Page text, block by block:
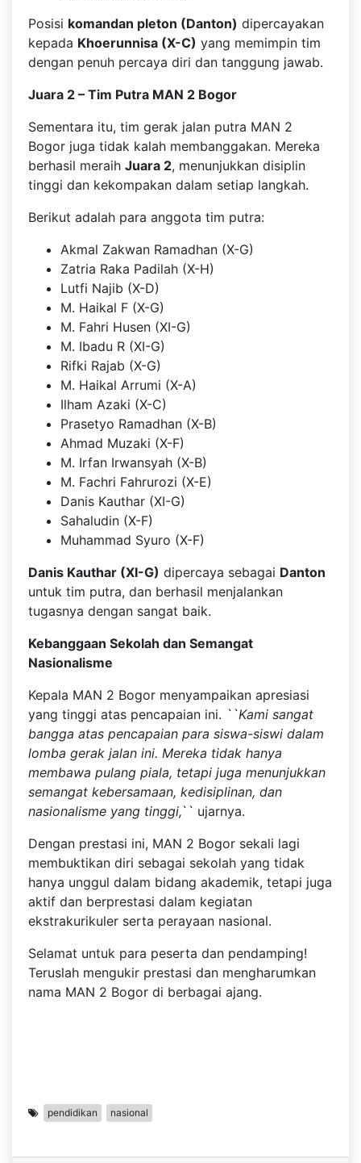
Posisi komandan pleton (Danton) dipercayakan
kepada Khoerunnisa (X-C) yang memimpin tim
dengan penuh percaya diri dan tanggung jawab.
Juara 2 – Tim Putra MAN 2 Bogor
Sementara itu, tim gerak jalan putra MAN 2
Bogor juga tidak kalah membanggakan. Mereka
berhasil meraih Juara 2, menunjukkan disiplin
tinggi dan kekompakan dalam setiap langkah.
Berikut adalah para anggota tim putra:
Akmal Zakwan Ramadhan (X-G)
Zatria Raka Padilah (X-H)
Lutfi Najib (X-D)
M. Haikal F (X-G)
M. Fahri Husen (XI-G)
M. Ibadu R (XI-G)
Rifki Rajab (X-G)
M. Haikal Arrumi (X-A)
Ilham Azaki (X-C)
Prasetyo Ramadhan (X-B)
Ahmad Muzaki (X-F)
M. Irfan Irwansyah (X-B)
M. Fachri Fahrurozi (X-E)
Danis Kauthar (XI-G)
Sahaludin (X-F)
Muhammad Syuro (X-F)
Danis Kauthar (XI-G) dipercaya sebagai Danton
untuk tim putra, dan berhasil menjalankan
tugasnya dengan sangat baik.
Kebanggaan Sekolah dan Semangat
Nasionalisme
Kepala MAN 2 Bogor menyampaikan apresiasi
yang tinggi atas pencapaian ini. ``Kami sangat
bangga atas pencapaian para siswa-siswi dalam
lomba gerak jalan ini. Mereka tidak hanya
membawa pulang piala, tetapi juga menunjukkan
semangat kebersamaan, kedisiplinan, dan
nasionalisme yang tinggi,`` ujarnya.
Dengan prestasi ini, MAN 2 Bogor sekali lagi
membuktikan diri sebagai sekolah yang tidak
hanya unggul dalam bidang akademik, tetapi juga
aktif dan berprestasi dalam kegiatan
ekstrakurikuler serta perayaan nasional.
Selamat untuk para peserta dan pendamping!
Teruslah mengukir prestasi dan mengharumkan
nama MAN 2 Bogor di berbagai ajang.
pendidikan nasional